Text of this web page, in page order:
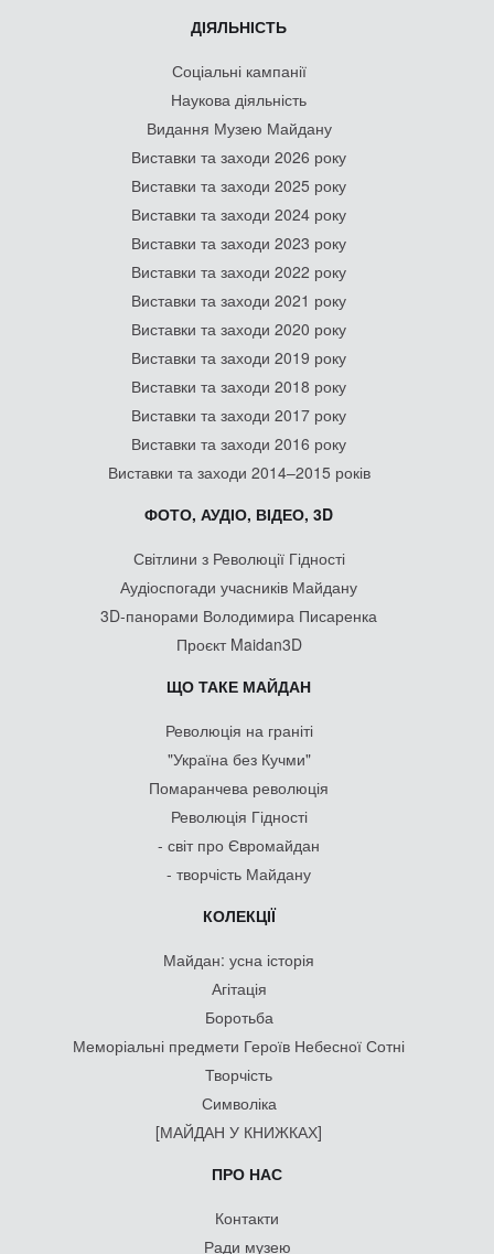
ДІЯЛЬНІСТЬ
Соціальні кампанії
Наукова діяльність
Видання Музею Майдану
Виставки та заходи 2026 року
Виставки та заходи 2025 року
Виставки та заходи 2024 року
Виставки та заходи 2023 року
Виставки та заходи 2022 року
Виставки та заходи 2021 року
Виставки та заходи 2020 року
Виставки та заходи 2019 року
Виставки та заходи 2018 року
Виставки та заходи 2017 року
Виставки та заходи 2016 року
Виставки та заходи 2014–2015 років
ФОТО, АУДІО, ВІДЕО, 3D
Світлини з Революції Гідності
Аудіоспогади учасників Майдану
3D-панорами Володимира Писаренка
Проєкт Maidan3D
ЩО ТАКЕ МАЙДАН
Революція на граніті
"Україна без Кучми"
Помаранчева революція
Революція Гідності
- світ про Євромайдан
- творчість Майдану
КОЛЕКЦІЇ
Майдан: усна історія
Агітація
Боротьба
Меморіальні предмети Героїв Небесної Сотні
Творчість
Символіка
[МАЙДАН У КНИЖКАХ]
ПРО НАС
Контакти
Ради музею